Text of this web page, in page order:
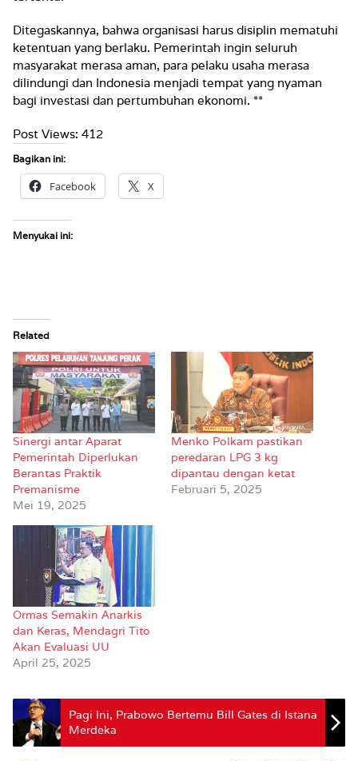
Ditegaskannya, bahwa organisasi harus disiplin mematuhi
ketentuan yang berlaku. Pemerintah ingin seluruh
masyarakat merasa aman, para pelaku usaha merasa
dilindungi dan Indonesia menjadi tempat yang nyaman
bagi investasi dan pertumbuhan ekonomi. **
Post Views: 412
Bagikan ini:
Facebook X
Menyukai ini:
Related
Sinergi antar Aparat
Pemerintah Diperlukan
Berantas Praktik
Premanisme
Mei 19, 2025
Menko Polkam pastikan
peredaran LPG 3 kg
dipantau dengan ketat
Februari 5, 2025
Ormas Semakin Anarkis
dan Keras, Mendagri Tito
Akan Evaluasi UU
April 25, 2025
Pagi Ini, Prabowo Bertemu Bill Gates di Istana
Merdeka